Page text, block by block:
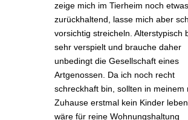
zeige mich im Tierheim noch etwas
zurückhaltend, lasse mich aber
vorsichtig streicheln. Alterstypisch
sehr verspielt und brauche daher
unbedingt die Gesellschaft eines
Artgenossen. Da ich noch recht
schreckhaft bin, sollten in meinem
Zuhause erstmal kein Kinder leben.
wäre für reine Wohnungshaltung